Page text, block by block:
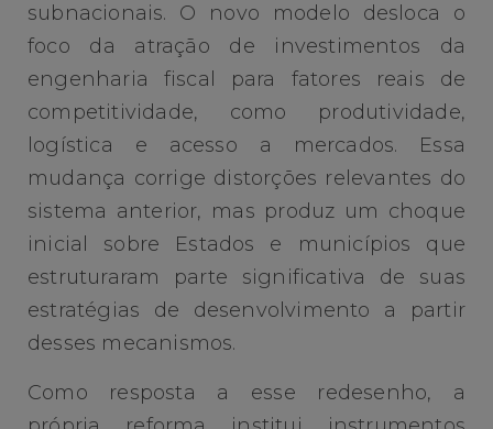
subnacionais. O novo modelo desloca o
foco da atração de investimentos da
engenharia fiscal para fatores reais de
competitividade, como produtividade,
logística e acesso a mercados. Essa
mudança corrige distorções relevantes do
sistema anterior, mas produz um choque
inicial sobre Estados e municípios que
estruturaram parte significativa de suas
estratégias de desenvolvimento a partir
desses mecanismos.
Como resposta a esse redesenho, a